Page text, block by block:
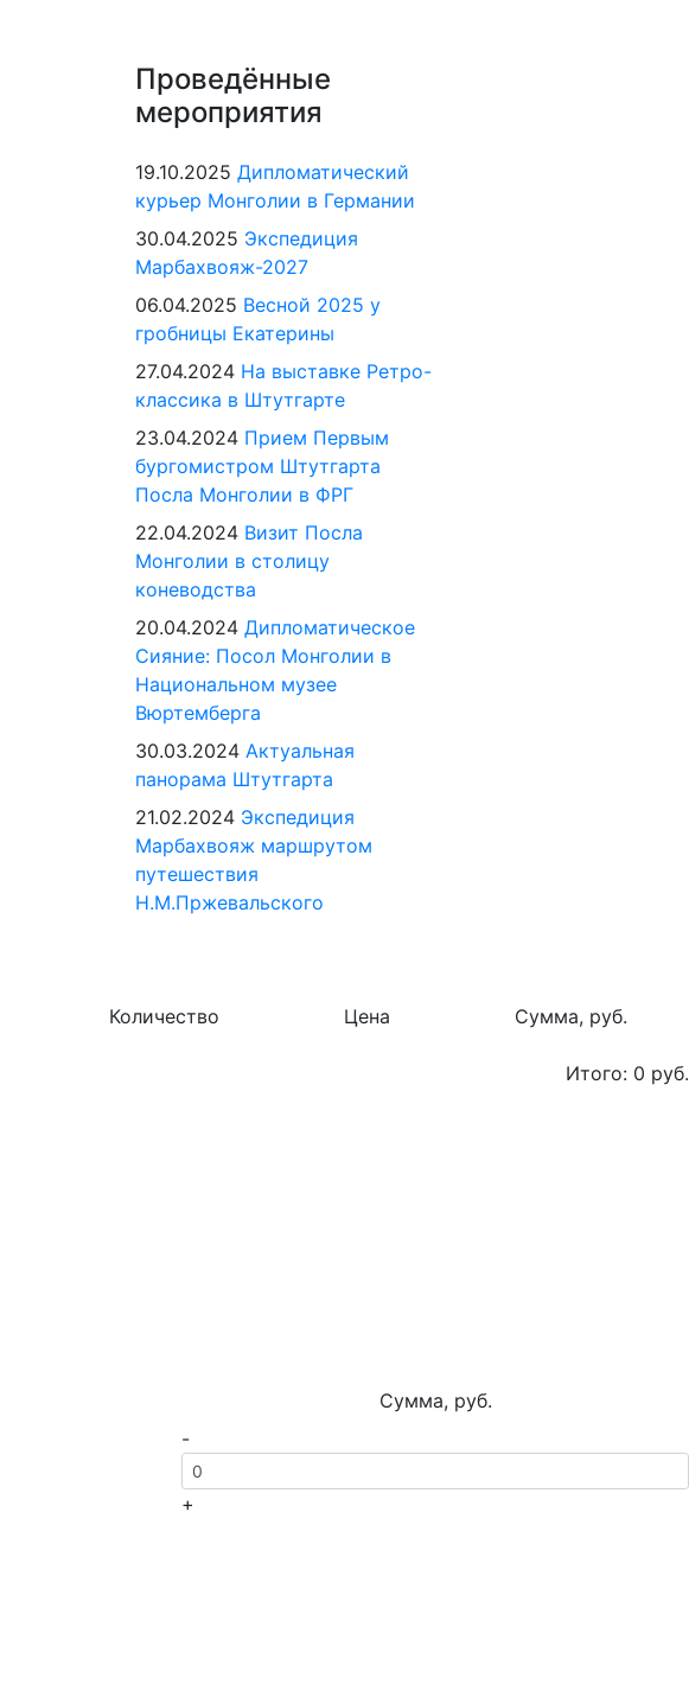
Проведённые
мероприятия
19.10.2025 Дипломатический
курьер Монголии в Германии
30.04.2025 Экспедиция
Марбахвояж-2027
06.04.2025 Весной 2025 у
гробницы Екатерины
27.04.2024 На выставке Ретро-
классика в Штутгарте
23.04.2024 Прием Первым
бургомистром Штутгарта
Посла Монголии в ФРГ
22.04.2024 Визит Посла
Монголии в столицу
коневодства
20.04.2024 Дипломатическое
Сияние: Посол Монголии в
Национальном музее
Вюртемберга
30.03.2024 Актуальная
панорама Штутгарта
21.02.2024 Экспедиция
Марбахвояж маршрутом
путешествия
Н.М.Пржевальского
Количество Цена Сумма, руб.
Итого: 0 руб.
Сумма, руб.
-
+